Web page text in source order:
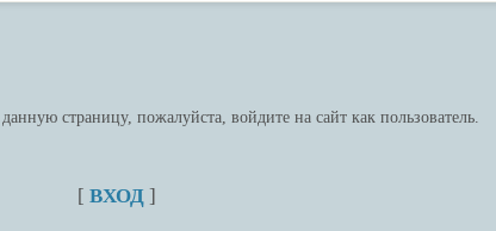
страницу, пожалуйста, войдите на сайт как пользователь.
[ ВХОД ]